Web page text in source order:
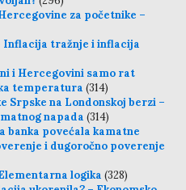
za početnike –
Inflacija tražnje i inflacija
i Hercegovini samo rat
temperatura (314)
Srpske na Londonskoj berzi –
napada (314)
banka povećala kamatne
i dugoročno poverenje
logika (328)